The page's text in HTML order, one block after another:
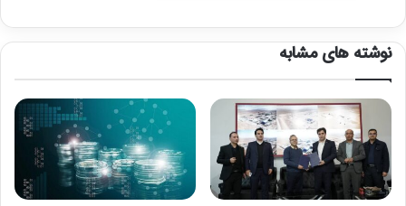
نوشته های مشابه